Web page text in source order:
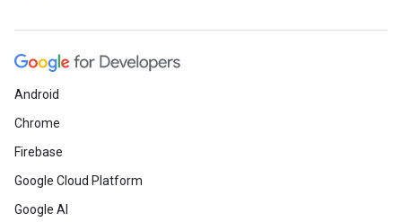
Android
Chrome
Firebase
Google Cloud Platform
Google AI